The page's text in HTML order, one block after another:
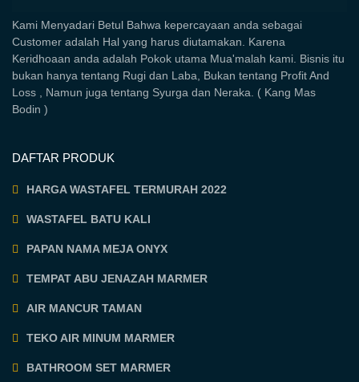
Kami Menyadari Betul Bahwa kepercayaan anda sebagai
Customer adalah Hal yang harus diutamakan. Karena
Keridhoaan anda adalah Pokok utama Mua'malah kami. Bisnis itu
bukan hanya tentang Rugi dan Laba, Bukan tentang Profit And
Loss , Namun juga tentang Syurga dan Neraka. ( Kang Mas
Bodin )
DAFTAR PRODUK
HARGA WASTAFEL TERMURAH 2022
WASTAFEL BATU KALI
PAPAN NAMA MEJA ONYX
TEMPAT ABU JENAZAH MARMER
AIR MANCUR TAMAN
TEKO AIR MINUM MARMER
BATHROOM SET MARMER